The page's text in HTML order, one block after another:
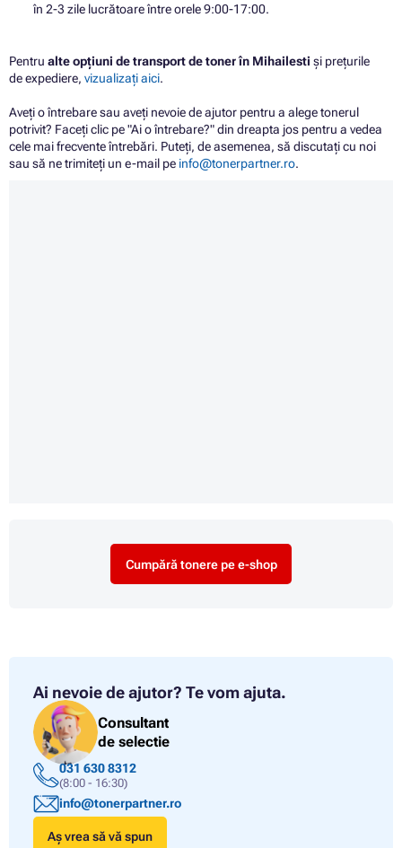
în 2-3 zile lucrătoare între orele 9:00-17:00.
Pentru alte opțiuni de transport de toner în Mihailesti și prețurile
de expediere, vizualizați aici.
Aveți o întrebare sau aveți nevoie de ajutor pentru a alege tonerul
potrivit? Faceți clic pe "Ai o întrebare?" din dreapta jos pentru a vedea
cele mai frecvente întrebări. Puteți, de asemenea, să discutați cu noi
sau să ne trimiteți un e-mail pe info@tonerpartner.ro.
Cumpără tonere pe e-shop
Ai nevoie de ajutor? Te vom ajuta.
Consultant
de selectie
031 630 8312
(8:00 - 16:30)
info@tonerpartner.ro
Aș vrea să vă spun